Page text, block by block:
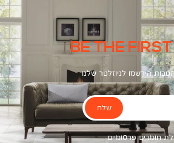
BE THE
הירשמו לניוזלטר שלנו
חומרים פרסומיים
שלח